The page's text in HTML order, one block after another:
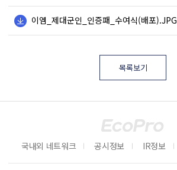
이엠_제대군인_인증패_수여식(배포).JPG
목록보기
국내외 네트워크 공시정보 IR정보